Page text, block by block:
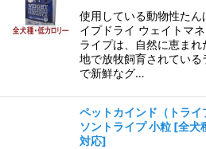
使用している動物性た
イプドライ ウェイトマ
ライプは、自然に恵ま
地で放牧飼育されてい
で新鮮なグ…
ペットカインド（トラ
ソントライプ 小粒 [全犬
対応]